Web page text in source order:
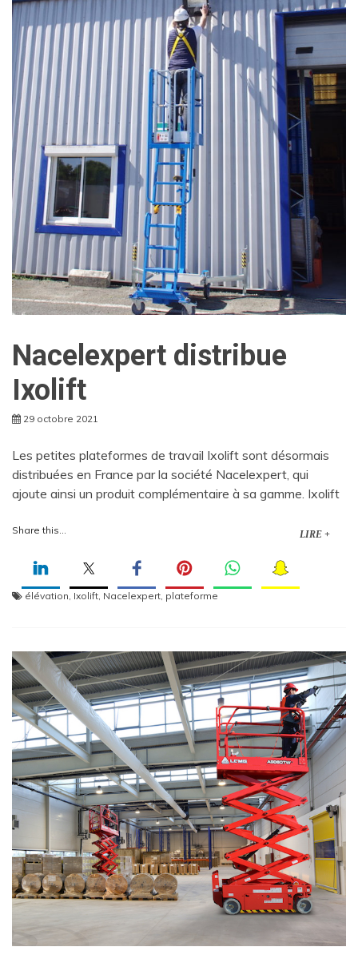
Nacelexpert distribue
Ixolift
29 octobre 2021
Les petites plateformes de travail Ixolift sont désormais
distribuées en France par la société Nacelexpert, qui
ajoute ainsi un produit complémentaire à sa gamme. Ixolift
Share this... LIRE +
élévation Ixolift Nacelexpert plateforme